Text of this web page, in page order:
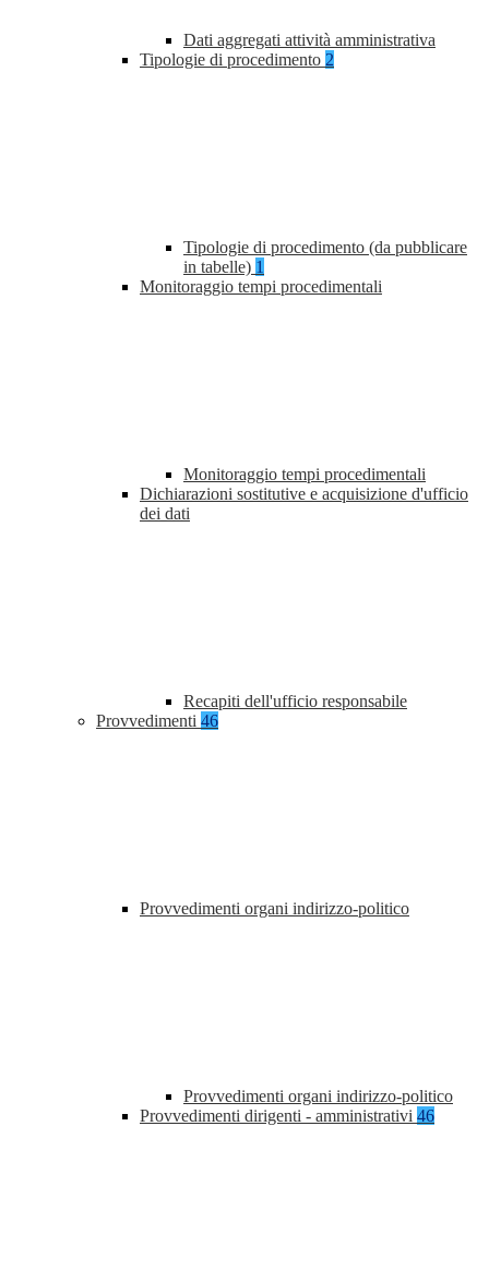
Dati aggregati attività amministrativa
Tipologie di procedimento 2
Tipologie di procedimento (da pubblicare
in tabelle) 1
Monitoraggio tempi procedimentali
Monitoraggio tempi procedimentali
Dichiarazioni sostitutive e acquisizione d'ufficio
dei dati
Recapiti dell'ufficio responsabile
Provvedimenti 46
Provvedimenti organi indirizzo-politico
Provvedimenti organi indirizzo-politico
Provvedimenti dirigenti - amministrativi 46